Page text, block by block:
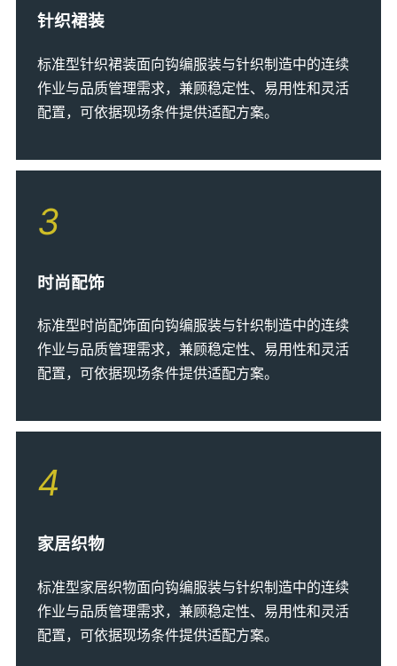
针织裙装
标准型针织裙装面向钩编服装与针织制造中的连续
作业与品质管理需求，兼顾稳定性、易用性和灵活
配置，可依据现场条件提供适配方案。
3
时尚配饰
标准型时尚配饰面向钩编服装与针织制造中的连续
作业与品质管理需求，兼顾稳定性、易用性和灵活
配置，可依据现场条件提供适配方案。
4
家居织物
标准型家居织物面向钩编服装与针织制造中的连续
作业与品质管理需求，兼顾稳定性、易用性和灵活
配置，可依据现场条件提供适配方案。